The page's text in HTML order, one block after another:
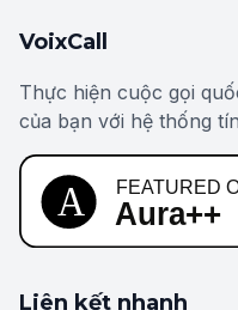
VoixCall
Thực hiện cuộc gọi
của bạn với hệ thống
Liên kết nhanh